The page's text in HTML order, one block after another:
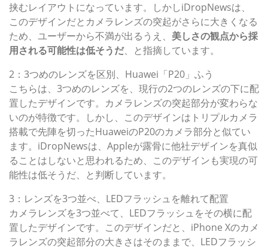
挟むレイアウトになっています。しかしiDropNewsは、
このデザインだとカメラレンズの突起がさらに大きくなる
ため、ユーザーから不満が出るうえ、 美しさの観点から採
用される可能性は低そうだ、と指摘しています。
2：3つめのレンズを区別、Huawei「P20」ふう
こちらは、3つめのレンズを、現行の2つのレンズの下に配
置したデザインです。カメラレンズの突起部分が変わらな
いのが特徴です。しかし、このデザインはトリプルカメラ
搭載で先陣を切ったHuaweiのP20のカメラ部分と似てい
ます。iDropNewsは、Appleが露骨に他社デザインを真似
ることはしないと思われるため、このデザインも実現の可
能性は低そうだ、と判断しています。
3：レンズを3つ並べ、LEDフラッシュを離れて配置
カメラレンズを3つ並べて、LEDフラッシュをその横に配
置したデザインです。このデザインだと、iPhone Xのカメ
ラレンズの突起部分の大きさはそのままで、LEDフラッシ